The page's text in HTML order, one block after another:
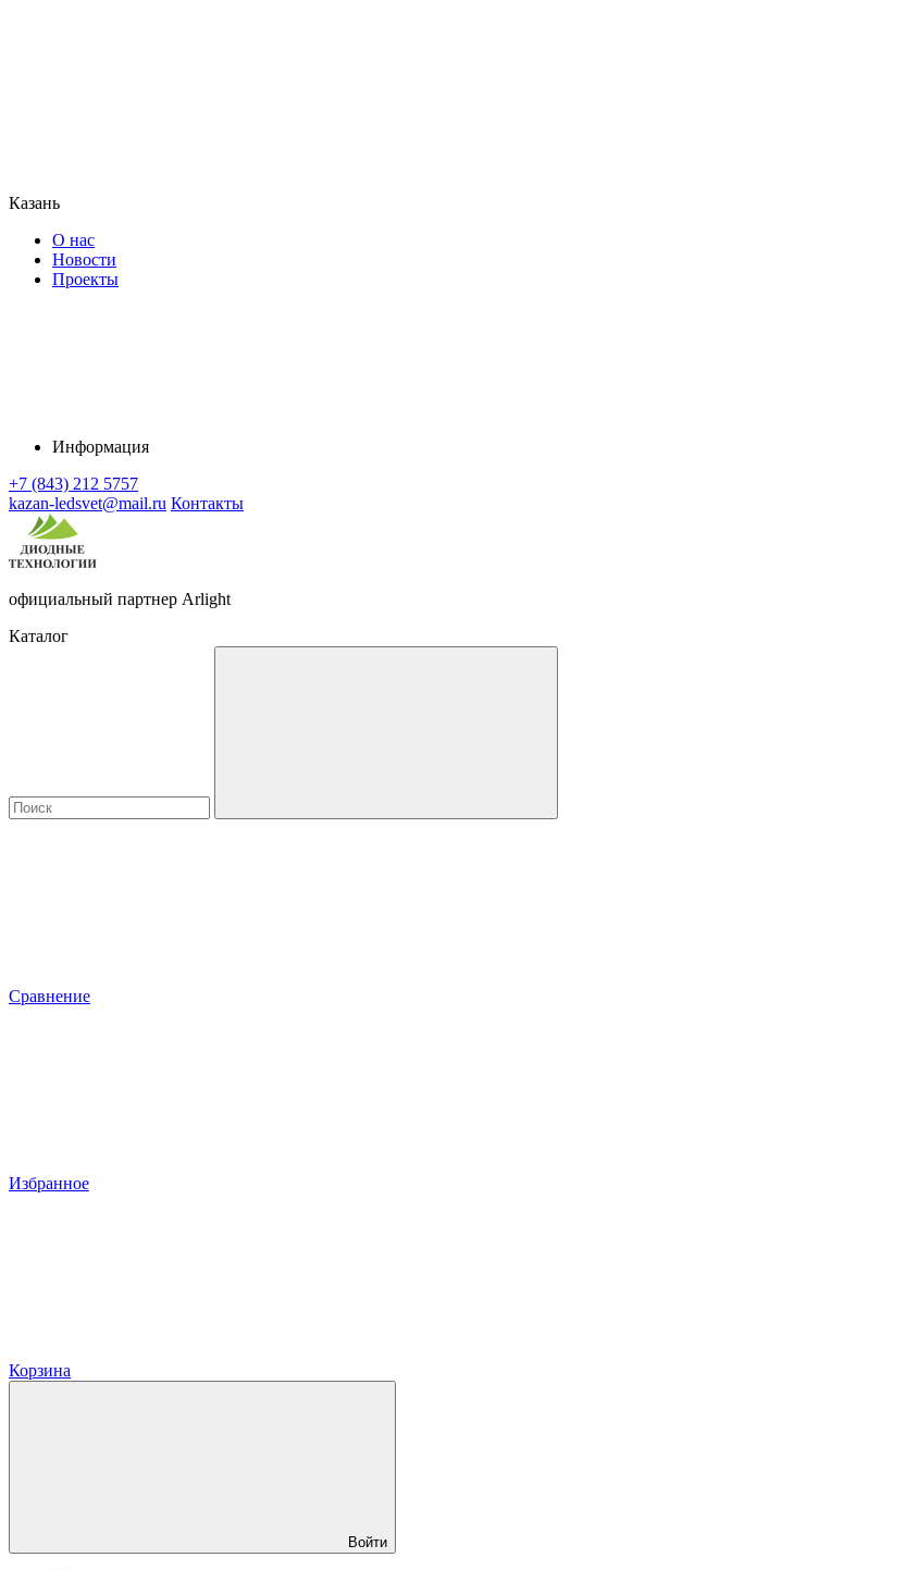
Казань
О нас
Новости
Проекты
Информация
+7 (843) 212 5757
kazan-ledsvet@mail.ru Контакты
официальный партнер Arlight
Каталог
Сравнение
Избранное
Корзина
Войти